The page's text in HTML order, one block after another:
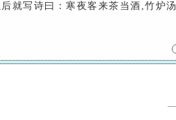
就写诗曰：寒夜客来茶当酒,竹炉汤